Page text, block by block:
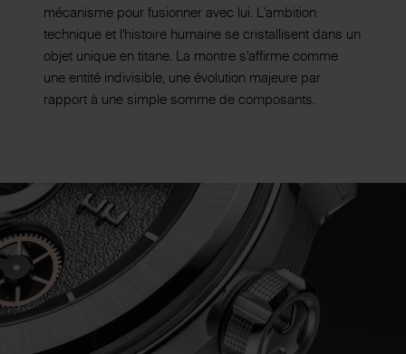
mécanisme pour fusionner avec lui. L'ambition
technique et l'histoire humaine se cristallisent dans un
objet unique en titane. La montre s'affirme comme
une entité indivisible, une évolution majeure par
rapport à une simple somme de composants.